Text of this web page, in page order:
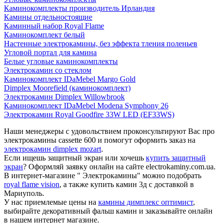
Каминокомплекты производитель Ирландия
Камины отдельностоящие
Каминный набор Royal Flame
Каминокомплект белый
Настенные электрокамины, без эффекта тления поленьев
Угловой портал для камина
Белые угловые каминокомплекты
Электрокамин со стеклом
Каминокомплект IDaMebel Margo Gold
Dimplex Moorefield (каминокомплект)
Электрокамин Dimplex Willowbrook
Каминокомплект IDaMebel Modena Symphony 26
Электрокамин Royal Goodfire 33W LED (EF33WS)
Наши менеджеры с удовольствием проконсультируют Вас про
электрокамины cassette 600 и помогут оформить заказ на
электрокамин dimplex mozart.
Если ищешь защитный экран или хочешь купить защитный
экран? Оформляй заявку онлайн на сайте electrokaminy.com.ua.
В интернет-магазине " Электрокамины" можно подобрать
royal flame vision, а также купить камин 3д с доставкой в
Мариуполь.
У нас приемлемые цены на камины димплекс оптимист,
выбирайте декоративный фальш камин и заказывайте онлайн
в нашем интернет магазине.